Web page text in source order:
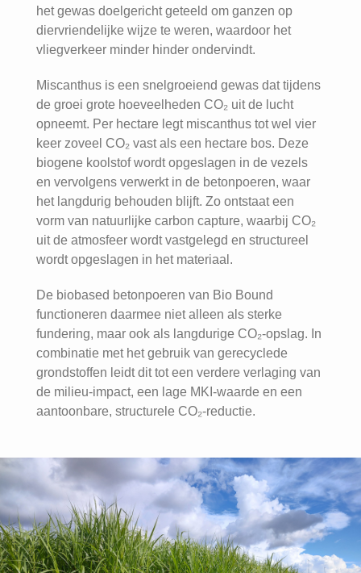
het gewas doelgericht geteeld om ganzen op
diervriendelijke wijze te weren, waardoor het
vliegverkeer minder hinder ondervindt.
Miscanthus is een snelgroeiend gewas dat tijdens
de groei grote hoeveelheden CO₂ uit de lucht
opneemt. Per hectare legt miscanthus tot wel vier
keer zoveel CO₂ vast als een hectare bos. Deze
biogene koolstof wordt opgeslagen in de vezels
en vervolgens verwerkt in de betonpoeren, waar
het langdurig behouden blijft. Zo ontstaat een
vorm van natuurlijke carbon capture, waarbij CO₂
uit de atmosfeer wordt vastgelegd en structureel
wordt opgeslagen in het materiaal.
De biobased betonpoeren van Bio Bound
functioneren daarmee niet alleen als sterke
fundering, maar ook als langdurige CO₂-opslag. In
combinatie met het gebruik van gerecyclede
grondstoffen leidt dit tot een verdere verlaging van
de milieu-impact, een lage MKI-waarde en een
aantoonbare, structurele CO₂-reductie.